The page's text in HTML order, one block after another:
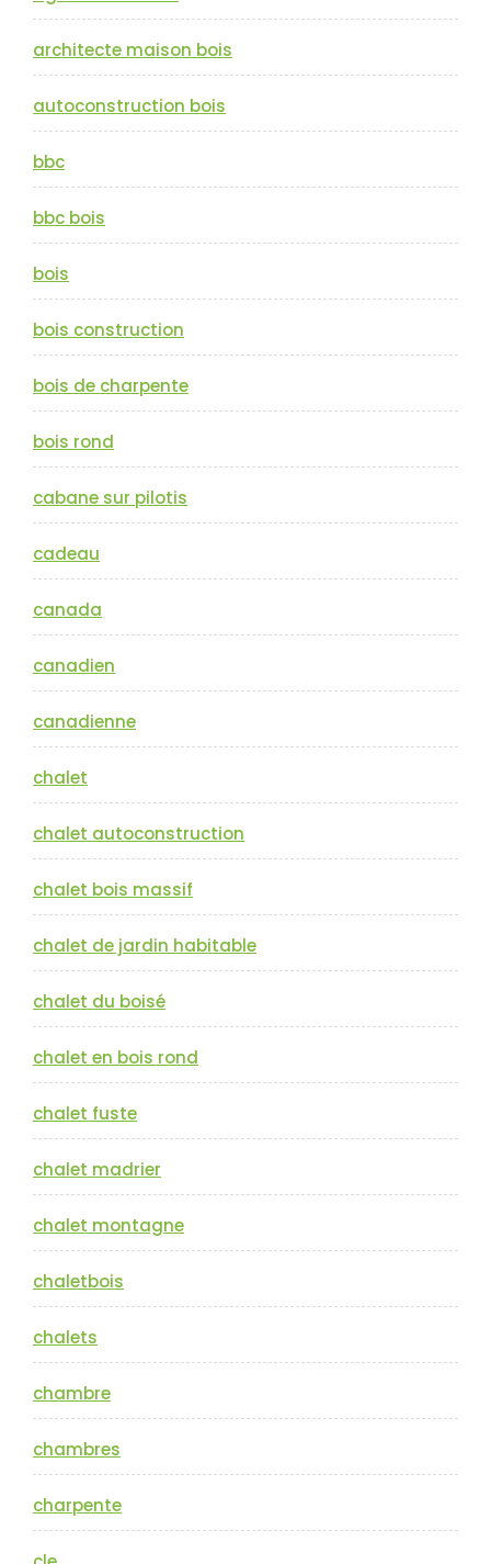
architecte maison bois
autoconstruction bois
bbc
bbc bois
bois
bois construction
bois de charpente
bois rond
cabane sur pilotis
cadeau
canada
canadien
canadienne
chalet
chalet autoconstruction
chalet bois massif
chalet de jardin habitable
chalet du boisé
chalet en bois rond
chalet fuste
chalet madrier
chalet montagne
chaletbois
chalets
chambre
chambres
charpente